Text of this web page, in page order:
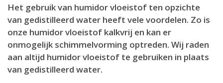
Het gebruik van humidor vloeistof ten opzichte
van gedistilleerd water heeft vele voordelen. Zo is
onze humidor vloeistof kalkvrij en kan er
onmogelijk schimmelvorming optreden. Wij raden
aan altijd humidor vloeistof te gebruiken in plaats
van gedistilleerd water.